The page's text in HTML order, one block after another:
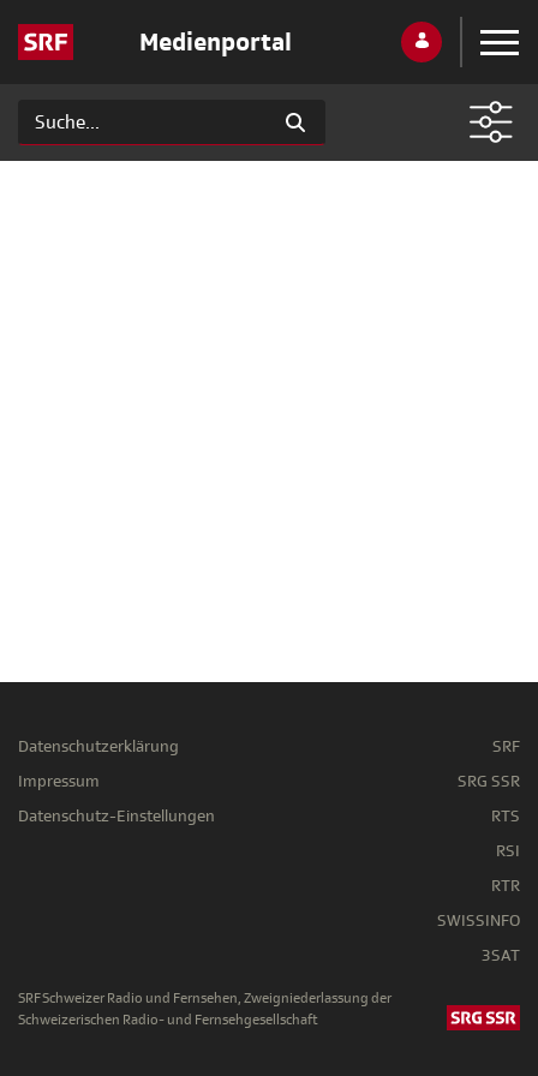
Medienportal
Datenschutzerklärung
Impressum
Datenschutz-Einstellungen
SRF
SRG SSR
RTS
RSI
RTR
SWISSINFO
3SAT
SRF Schweizer Radio und Fernsehen, Zweigniederlassung der
Schweizerischen Radio- und Fernsehgesellschaft